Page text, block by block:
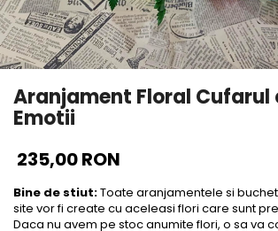
Aranjament Floral Cufarul
Emotii
235,00 RON
Bine de stiut:Toate aranjamentele si
site vor fi create cu aceleasi flori care sunt
Daca nu avem pe stoc anumite flori, o sa va